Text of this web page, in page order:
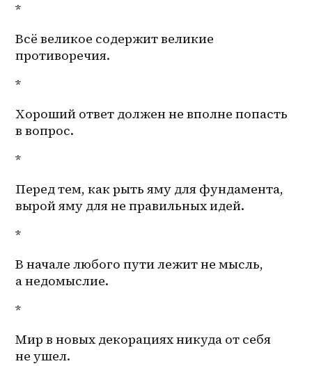
*
Всё великое содержит великие
противоречия.
*
Хороший ответ должен не вполне попасть
в вопрос.
*
Перед тем, как рыть яму для фундамента,
вырой яму для не правильных идей.
*
В начале любого пути лежит не мысль,
а недомыслие.
*
Мир в новых декорациях никуда от себя
не ушел.